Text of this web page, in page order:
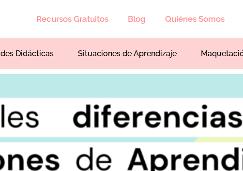
Recursos Gratuitos Blog Quiénes Somos
Didácticas Situaciones de Aprendizaje